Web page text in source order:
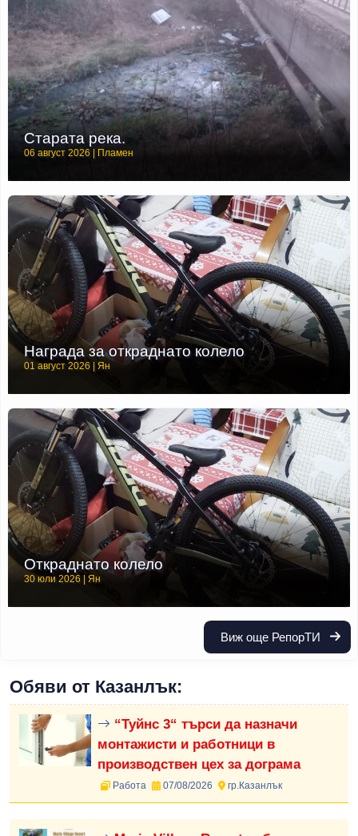
Старата река.
06 август 2026 | Пламен
Награда за откраднато колело
01 август 2026 | Ян
Откраднато колело
30 юли 2026 | Ян
Виж още РепорТИ
Обяви от Казанлък:
“Туйнс 3“ търси да назначи
монтажисти и работници в
производствен цех за дограма
Работа 07/08/2026 гр.Казанлък